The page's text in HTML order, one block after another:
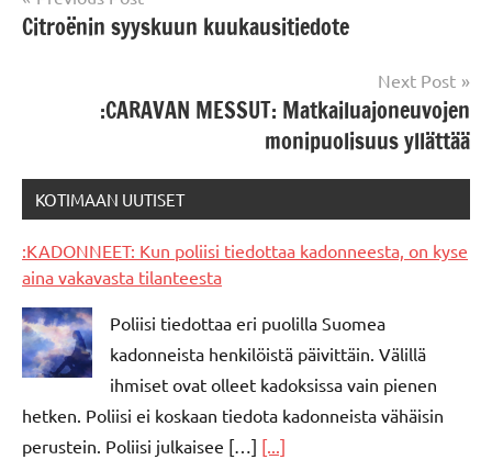
navigation
Citroënin syyskuun kuukausitiedote
Next Post
:CARAVAN MESSUT: Matkailuajoneuvojen
monipuolisuus yllättää
KOTIMAAN UUTISET
:KADONNEET: Kun poliisi tiedottaa kadonneesta, on kyse
aina vakavasta tilanteesta
Poliisi tiedottaa eri puolilla Suomea
kadonneista henkilöistä päivittäin. Välillä
ihmiset ovat olleet kadoksissa vain pienen
hetken. Poliisi ei koskaan tiedota kadonneista vähäisin
perustein. Poliisi julkaisee […] [...]